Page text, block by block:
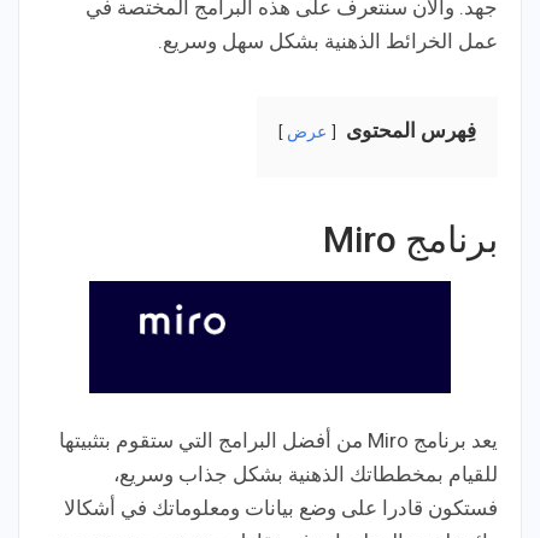
جهد. والآن سنتعرف على هذه البرامج المختصة في
عمل الخرائط الذهنية بشكل سهل وسريع.
فِهرس المحتوى عرض
برنامج Miro
يعد برنامج Miro من أفضل البرامج التي ستقوم بتثبيتها
للقيام بمخططاتك الذهنية بشكل جذاب وسريع،
فستكون قادرا على وضع بيانات ومعلوماتك في أشكالا